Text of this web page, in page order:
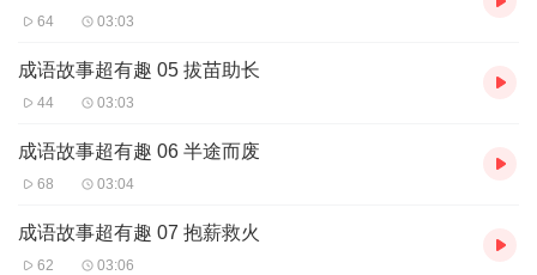
64 03:03
成语故事超有趣 05 拔苗助长
44 03:03
成语故事超有趣 06 半途而废
68 03:04
成语故事超有趣 07 抱薪救火
62 03:06